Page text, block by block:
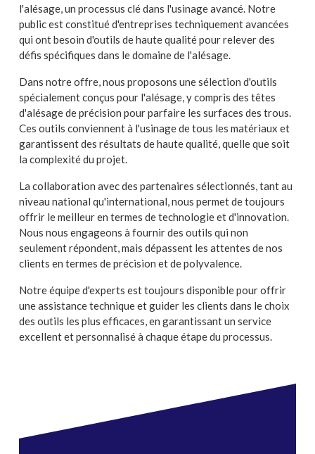
l'alésage, un processus clé dans l'usinage avancé. Notre
public est constitué d'entreprises techniquement avancées
qui ont besoin d'outils de haute qualité pour relever des
défis spécifiques dans le domaine de l'alésage.
Dans notre offre, nous proposons une sélection d'outils
spécialement conçus pour l'alésage, y compris des têtes
d'alésage de précision pour parfaire les surfaces des trous.
Ces outils conviennent à l'usinage de tous les matériaux et
garantissent des résultats de haute qualité, quelle que soit
la complexité du projet.
La collaboration avec des partenaires sélectionnés, tant au
niveau national qu'international, nous permet de toujours
offrir le meilleur en termes de technologie et d'innovation.
Nous nous engageons à fournir des outils qui non
seulement répondent, mais dépassent les attentes de nos
clients en termes de précision et de polyvalence.
Notre équipe d'experts est toujours disponible pour offrir
une assistance technique et guider les clients dans le choix
des outils les plus efficaces, en garantissant un service
excellent et personnalisé à chaque étape du processus.